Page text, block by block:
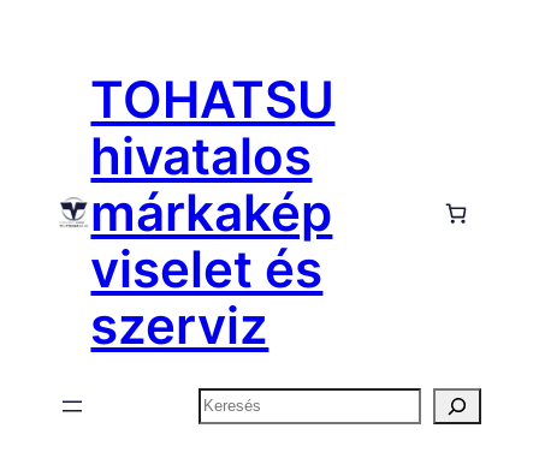
tartalomhozTOHATSU
hivatalos
márkakép
viselet és
szerviz
Keresés